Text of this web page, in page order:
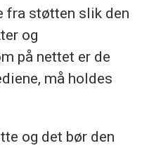
fra støtten slik den
og
på nettet er de
må holdes
og det bør den